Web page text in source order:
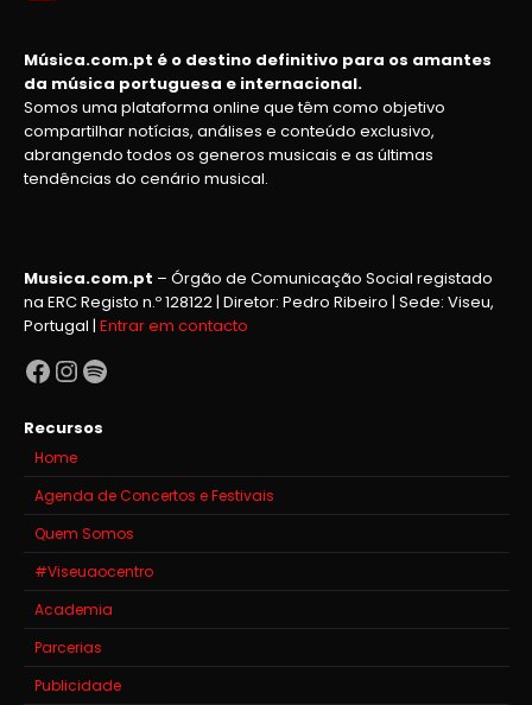
Música.com.pt é o destino definitivo para os amantes
da música portuguesa e internacional.
Somos uma plataforma online que têm como objetivo
compartilhar notícias, análises e conteúdo exclusivo,
abrangendo todos os generos musicais e as últimas
tendências do cenário musical.
Musica.com.pt – Órgão de Comunicação Social registado
na ERC Registo n.º 128122 | Diretor: Pedro Ribeiro | Sede: Viseu,
Portugal | Entrar em contacto
Facebook
Instagram
Spotify
Recursos
Home
Agenda de Concertos e Festivais
Quem Somos
#Viseuaocentro
Academia
Parcerias
Publicidade